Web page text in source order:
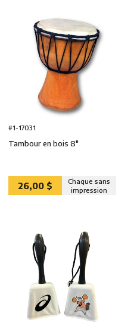
#1-17031
Tambour en bois 8″
26,00 $
Chaque sans
impression